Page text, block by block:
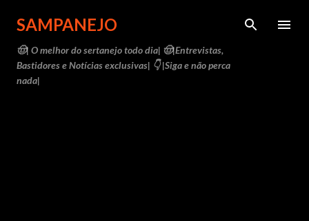
Pular para o conteúdo principal
SAMPANEJO
🤠| O melhor do sertanejo todo dia| 🤠|Entrevistas,
Bastidores e Notícias exclusivas| 👇 |Siga e não perca
nada|